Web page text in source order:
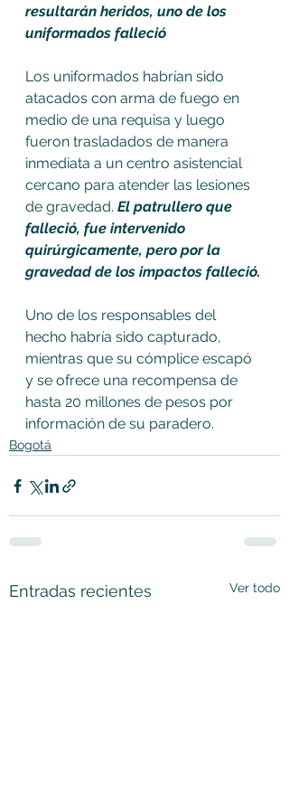
resultarán heridos, uno de los
uniformados falleció
Los uniformados habrían sido
atacados con arma de fuego en
medio de una requisa y luego
fueron trasladados de manera
inmediata a un centro asistencial
cercano para atender las lesiones
de gravedad. El patrullero que
falleció, fue intervenido
quirúrgicamente, pero por la
gravedad de los impactos falleció.
Uno de los responsables del
hecho habría sido capturado,
mientras que su cómplice escapó
y se ofrece una recompensa de
hasta 20 millones de pesos por
información de su paradero.
Bogotá
Entradas recientes Ver todo